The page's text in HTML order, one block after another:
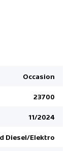
Occasion
23700
11/2024
Diesel/Elektro